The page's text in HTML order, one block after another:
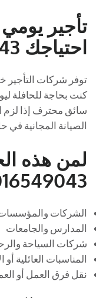
تأجير
احتياجك 01016549043
توفر شركات التأجير
كنت بحاجة للحافلة
سائق محترف إذا لزم
الصيانة المجانية
لمن هذه
الشركات
المدارس والجامعات
شركات السياحة
المناسبات العائلية أو
نقل فرق العمل أو